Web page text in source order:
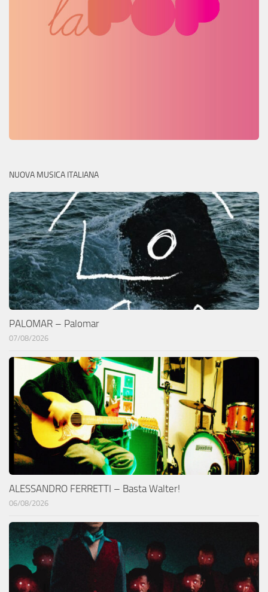
NUOVA MUSICA ITALIANA
PALOMAR – Palomar
07/08/2026
ALESSANDRO FERRETTI – Basta Walter!
06/08/2026